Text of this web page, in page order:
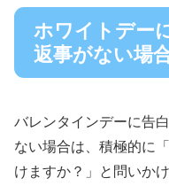
ホワイトデー
返事がない場
バレンタインデーに告
ない場合は、積極的に
けますか？」と問いか